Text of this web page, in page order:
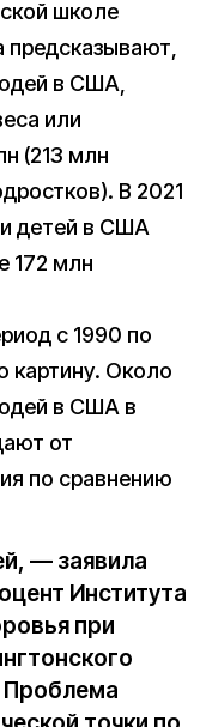
школе
предсказывают,
в США,
или
(213 млн
В 2021
детей в США
172 млн
с 1990 по
картину. Около
в США в
от
по сравнению
— заявила
Института
при
Проблема